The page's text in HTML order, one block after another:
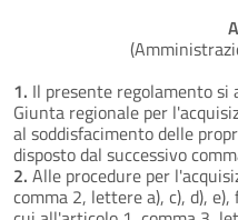
1. Il presente regolamento
Giunta regionale per
al soddisfacimento delle
disposto dal successivo
2. Alle procedure per
comma 2, lettere a), c), d),